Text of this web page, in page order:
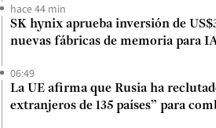
hace 44 min
SK hynix aprueba inversión de
nuevas fábricas de memoria para
06:49
La UE afirma que Rusia ha
extranjeros de 135 países” para